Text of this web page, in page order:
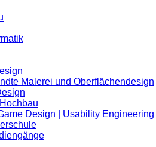
Malerei und Oberflächendesign
Design | Usability Engineering